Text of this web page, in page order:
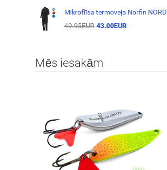
Mikroflīsa termoveļa Norfin NORD
49.95EUR 43.00EUR
Mēs iesakām